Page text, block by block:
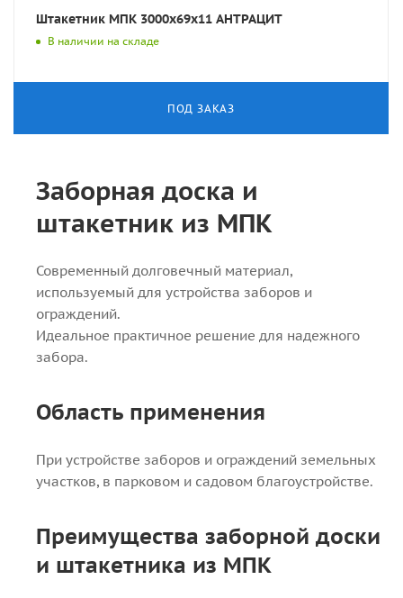
Штакетник МПК 3000x69x11 АНТРАЦИТ
В наличии на складе
ПОД ЗАКАЗ
Заборная доска и
штакетник из МПК
Современный долговечный материал,
используемый для устройства заборов и
ограждений.
Идеальное практичное решение для надежного
забора.
Область применения
При устройстве заборов и ограждений земельных
участков, в парковом и садовом благоустройстве.
Преимущества заборной доски
и штакетника из МПК